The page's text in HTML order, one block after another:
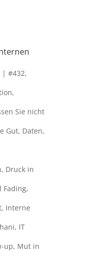
| #432,
,
Sie nicht
Gut, Daten,
, Druck in
Fading,
, Interne
, IT
up, Mut in